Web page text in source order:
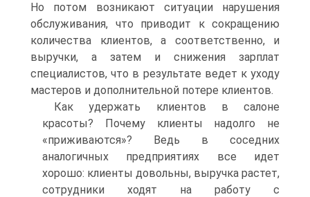
Но потом возникают ситуации нарушения
обслуживания, что приводит к сокращению
количества клиентов, а соответственно, и
выручки, а затем и снижения зарплат
специалистов, что в результате ведет к уходу
мастеров и дополнительной потере клиентов.
Как удержать клиентов в салоне
красоты? Почему клиенты надолго не
«приживаются»? Ведь в соседних
аналогичных предприятиях все идет
хорошо: клиенты довольны, выручка растет,
сотрудники ходят на работу с